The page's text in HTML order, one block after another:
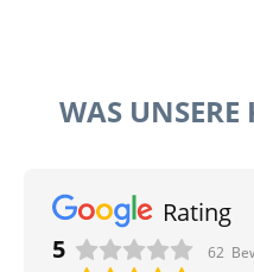
WAS
Rating
5
62